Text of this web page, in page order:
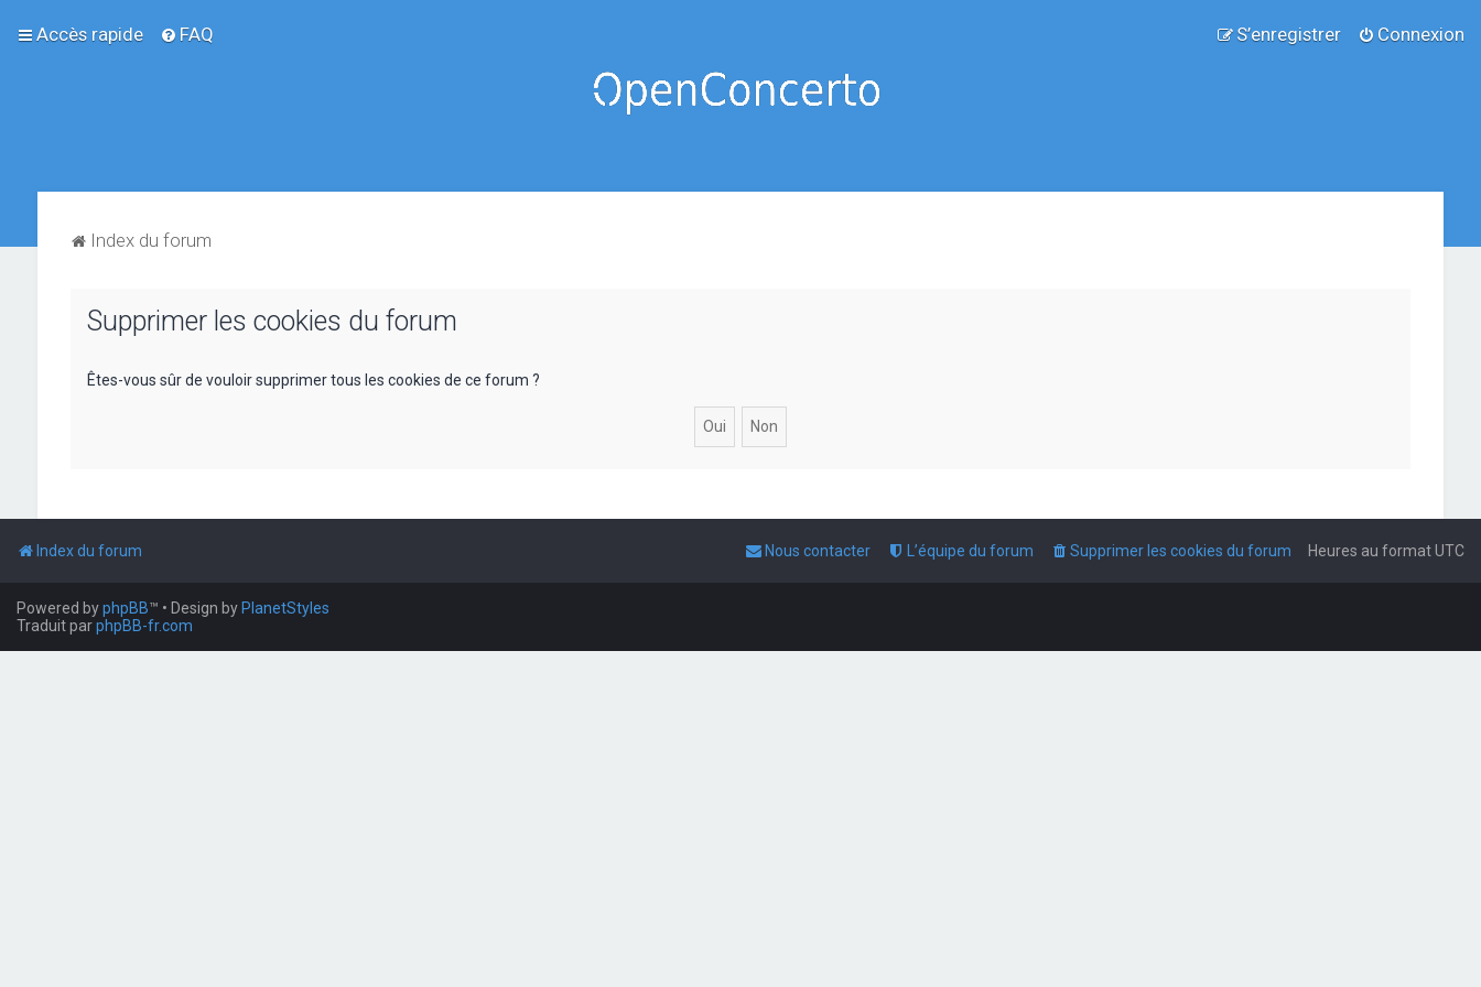
Accès rapide FAQ Connexion
S’enregistrer
Index du forum
Supprimer les cookies du forum
Êtes-vous sûr de vouloir supprimer tous les cookies de ce forum ?
Index du forum Heures au formatUTC
Supprimer les cookies du forum
L’équipe du forum
Nous contacter
Powered byphpBB™ • Design by PlanetStyles
Traduit parphpBB-fr.com